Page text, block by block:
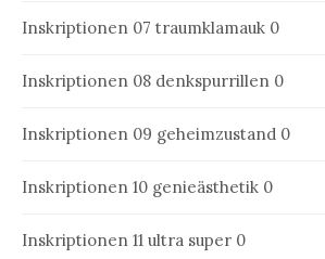
Inskriptionen 07 traumklamauk 0
Inskriptionen 08 denkspurrillen 0
Inskriptionen 09 geheimzustand 0
Inskriptionen 10 genieästhetik 0
Inskriptionen 11 ultra super 0